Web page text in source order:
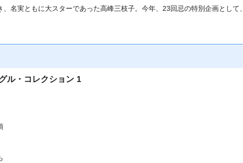
、名実ともに大スターであった高峰三枝子。今年、23回忌の特別企画として
ル・コレクション 1